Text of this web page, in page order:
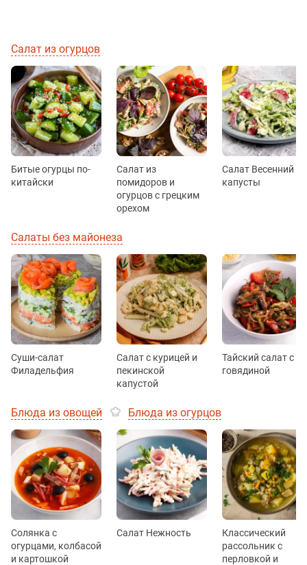
Салат из огурцов
Битые огурцы по-
китайски
Салат из
помидоров и
огурцов с грецким
орехом
Салат Весенний из
капусты
Салаты без майонеза
Суши-салат
Филадельфия
Салат с курицей и
пекинской
капустой
Тайский салат с
говядиной
Блюда из овощей Блюда из огурцов
Солянка с
огурцами, колбасой
и картошкой
Салат Нежность
Классический
рассольник с
перловкой и